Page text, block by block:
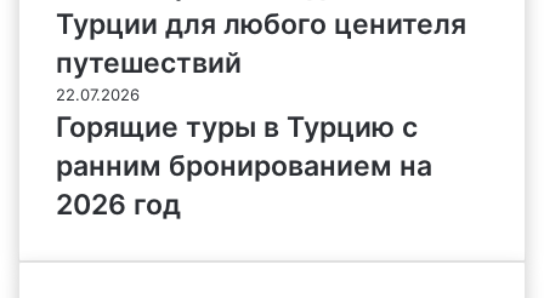
Турции для любого ценителя
путешествий
22.07.2026
Горящие туры в Турцию с
ранним бронированием на
2026 год